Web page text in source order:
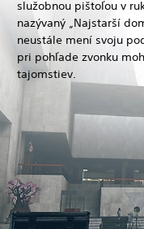
služobnou pištoľou v
nazývaný „Najstarší
neustále mení svoju
pri pohľade zvonku
tajomstiev.